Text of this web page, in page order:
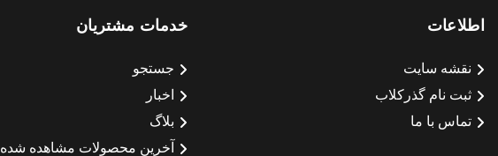
اطلاعات
نقشه سایت
ثبت نام گذرکلاب
تماس با ما
خدمات مشتریان
جستجو
اخبار
بلاگ
آخرین محصولات مشاهده شده